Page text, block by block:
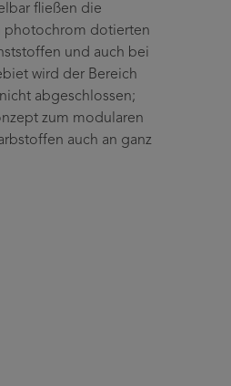
fließen die
photochrom dotierten
und auch bei
wird der Bereich
abgeschlossen;
zum modularen
auch an ganz